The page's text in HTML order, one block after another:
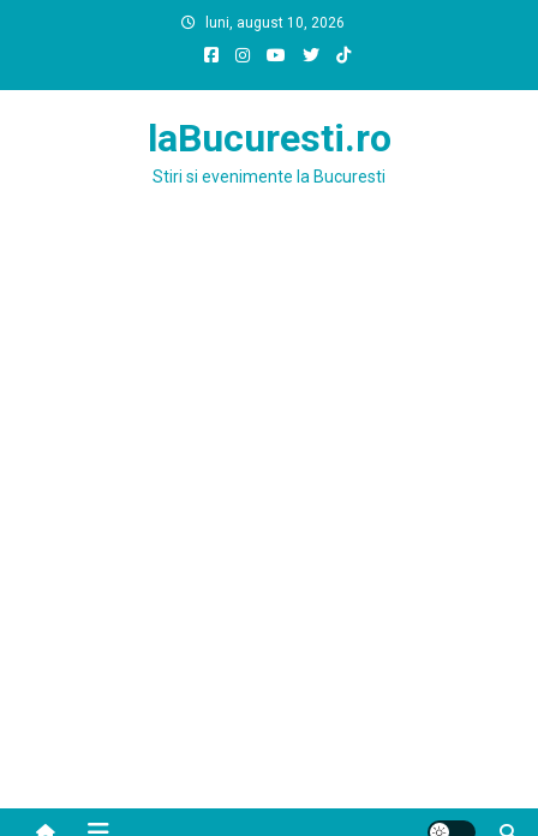
luni, august 10, 2026
laBucuresti.ro
Stiri si evenimente la Bucuresti